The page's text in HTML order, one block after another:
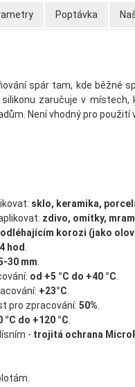
Poptávka
spár tam, kde běžné
zaručuje v
Není vhodný pro
sklo, keramika,
zdivo, omítky,
korozi (jako
hod.
30 mm.
od +5 °C do +40 °C.
+23°C.
pro zpracování: 50%.
°C do +120 °C.
- trojitá ochrana